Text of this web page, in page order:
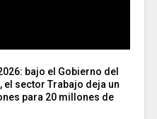
bajo el Gobierno del
el sector Trabajo deja un
para 20 millones de